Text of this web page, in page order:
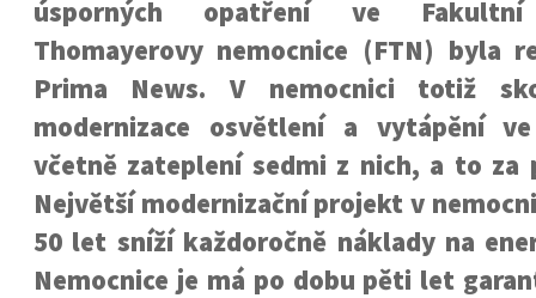
úsporných opatření ve Fakultní
Thomayerovy nemocnice (FTN) byla
Prima News. V nemocnici totiž
modernizace osvětlení a vytápění
včetně zateplení sedmi z nich, a to za
Největší modernizační projekt v
50 let sníží každoročně náklady na
Nemocnice je má po dobu pěti let